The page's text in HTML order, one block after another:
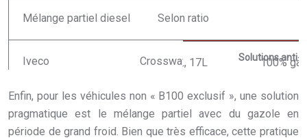
Solutions anti-
Mélange partiel diesel Selon ratio
Enfin, pour les véhicules non « B100 exclusif », une solution
pragmatique est le mélange partiel avec du gazole en
période de grand froid. Bien que très efficace, cette pratique